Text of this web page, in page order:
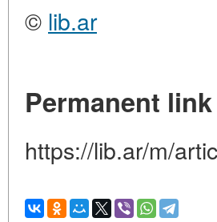
© lib.ar
Permanent
https://lib.ar/m/